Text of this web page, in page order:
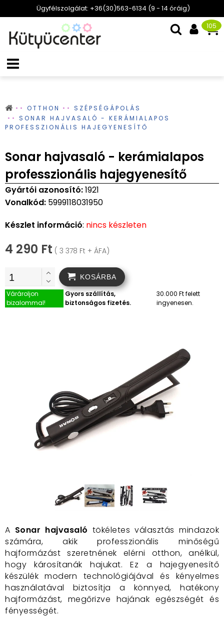
Ügyfélszolgálat: +36(30)563-6134 (9 - 14 óráig)
105
OTTHON
SZÉPSÉGÁPOLÁS
SONAR HAJVASALÓ - KERÁMIALAPOS
PROFESSZIONÁLIS HAJEGYENESÍTŐ
Sonar hajvasaló - kerámialapos
professzionális hajegyenesítő
Gyártói azonosító:1921
Vonalkód: 5999118031950
Készlet információ: nincs készleten
4 290 Ft ( 3 378 Ft + ÁFA)
KOSÁRBA
Várároljon
bizalommal!
Gyors szállítás,
biztonságos fizetés.
30.000 Ft felett
ingyenesen.
A Sonar hajvasaló tökéletes választás mindazok
számára, akik professzionális minőségű
hajformázást szeretnének elérni otthon, anélkül,
hogy károsítanák hajukat. Ez a hajegyenesítő
készülék modern technológiájával és kényelmes
használatával biztosítja a könnyed, hatékony
hajformázást, megőrizve hajának egészségét és
fényességét.